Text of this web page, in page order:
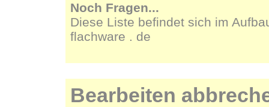
Noch Fragen...
Diese Liste befindet sich im
flachware . de
Bearbeiten